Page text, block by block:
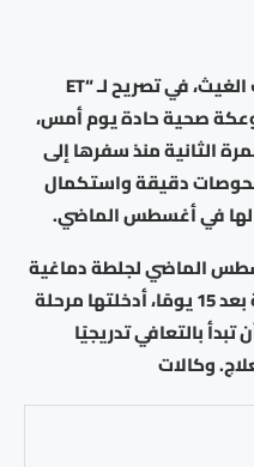
كشف مدير أعمال الفنانة، يوسف الغيث، في تصريح لـ “ET
صحية حادة يوم أمس،
الثانية منذ سفرها إلى
فحوصات دقيقة واستكمال
لها في أغسطس الماضي.
الماضي لجلطة دماغية
إثر عملية قسطرة، ثم جلطة ثانية بعد 15 يومًا، أدخلتها مرحلة
بالتعافي تدريجيًا
وكالات